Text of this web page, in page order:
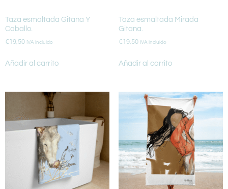
Taza esmaltada Gitana Y
Caballo.
€ 19,50 IVA incluido
Añadir al carrito
Taza esmaltada Mirada
Gitana.
€ 19,50 IVA incluido
Añadir al carrito